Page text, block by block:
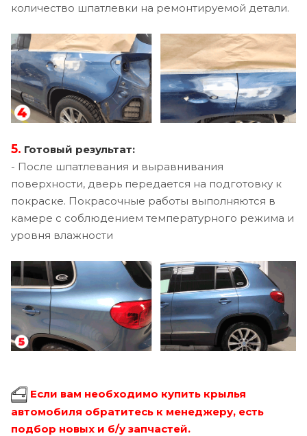
количество шпатлевки на ремонтируемой детали.
5. Готовый результат:
- После шпатлевания и выравнивания
поверхности, дверь передается на подготовку к
покраске. Покрасочные работы выполняются в
камере с соблюдением температурного режима и
уровня влажности
Если вам необходимо купить крылья
автомобиля обратитесь к менеджеру, есть
подбор новых и б/у запчастей.